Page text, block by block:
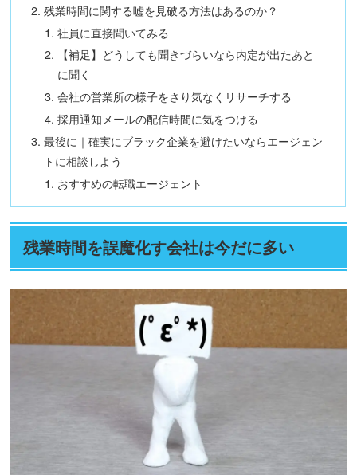
残業時間に関する嘘を見破る方法はあるのか？
社員に直接聞いてみる
【補足】どうしても聞きづらいなら内定が出たあと
に聞く
会社の営業所の様子をさり気なくリサーチする
採用通知メールの配信時間に気をつける
最後に｜確実にブラック企業を避けたいならエージェン
トに相談しよう
おすすめの転職エージェント
残業時間を誤魔化す会社は今だに多い